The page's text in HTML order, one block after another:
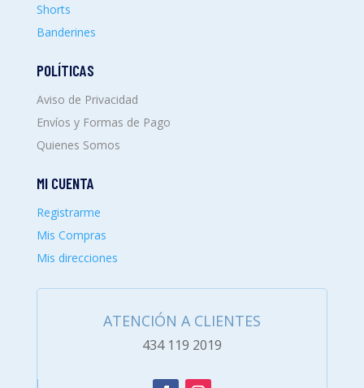
Shorts
Banderines
POLÍTICAS
Aviso de Privacidad
Envíos y Formas de Pago
Quienes Somos
MI CUENTA
Registrarme
Mis Compras
Mis direcciones
ATENCIÓN A CLIENTES
434 119 2019